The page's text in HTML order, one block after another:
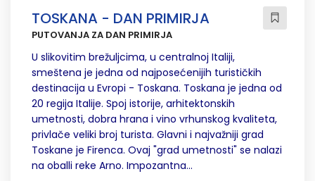
TOSKANA - DAN PRIMIRJA
PUTOVANJA ZA DAN PRIMIRJA
U slikovitim brežuljcima, u centralnoj Italiji,
smeštena je jedna od najposećenijih turističkih
destinacija u Evropi - Toskana. Toskana je jedna od
20 regija Italije. Spoj istorije, arhitektonskih
umetnosti, dobra hrana i vino vrhunskog kvaliteta,
privlače veliki broj turista. Glavni i najvažniji grad
Toskane je Firenca. Ovaj "grad umetnosti" se nalazi
na oballi reke Arno. Impozantna...